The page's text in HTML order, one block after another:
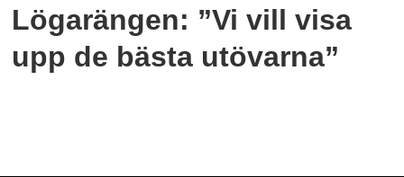
Lögarängen: ”Vi vill visa
upp de bästa utövarna”